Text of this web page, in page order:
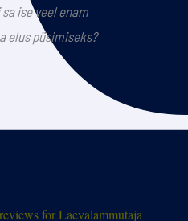
ise veel enam
elus püsimiseks?
for Laevalammutaja